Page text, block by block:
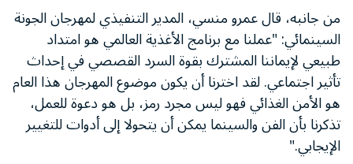
من جانبه، قال عمرو منسي، المدير التنفيذي لمهرجان الجونة
السينمائي: "عملنا مع برنامج الأغذية العالمي هو امتداد
طبيعي لإيماننا المشترك بقوة السرد القصصي في إحداث
تأثير اجتماعي. لقد اخترنا أن يكون موضوع المهرجان هذا العام
هو الأمن الغذائي فهو ليس مجرد رمز، بل هو دعوة للعمل،
تذكرنا بأن الفن والسينما يمكن أن يتحولا إلى أدوات للتغيير
الإيجابي."